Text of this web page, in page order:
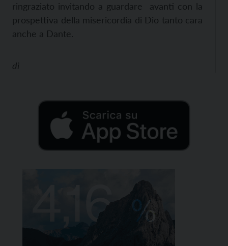
ringraziato invitando a guardare avanti con la
prospettiva della misericordia di Dio tanto cara
anche a Dante.
di